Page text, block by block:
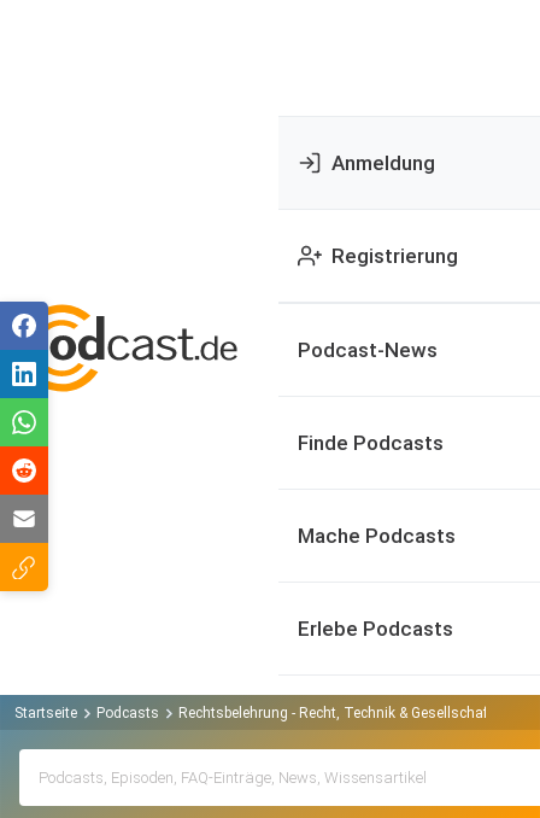
Anmeldung
Registrierung
Podcast-News
Finde Podcasts
Mache Podcasts
Erlebe Podcasts
Startseite Podcasts Rechtsbelehrung - Recht, Technik & Gesellschaft